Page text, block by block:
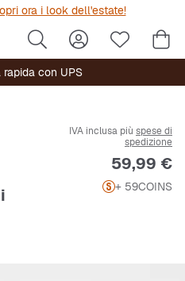
ora i look dell'estate!
rapida con UPS
IVA inclusa più spese di
spedizione
Prezzo
59,99 €
+ 59COINS